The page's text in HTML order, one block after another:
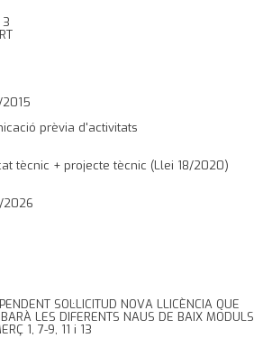
3
prèvia d'activitats
tècnic + projecte tècnic (Llei 18/2020)
SOL·LICITUD NOVA LLICÈNCIA QUE
LES DIFERENTS NAUS DE BAIX
1, 7-9, 11 i 13